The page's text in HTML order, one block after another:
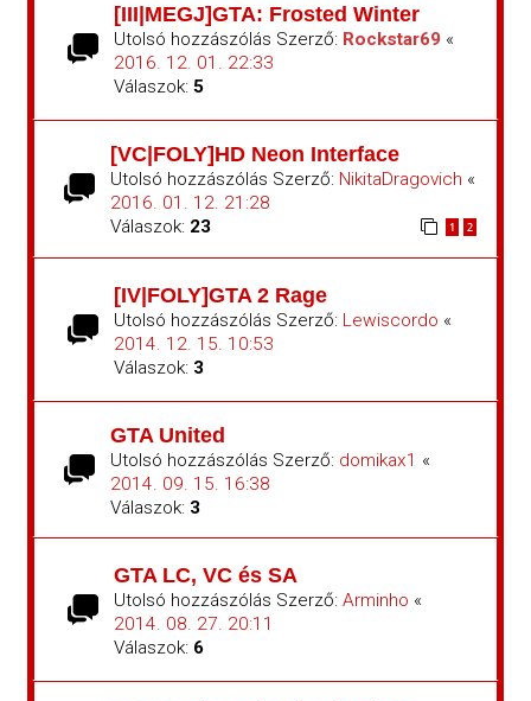
[III|MEGJ]GTA: Frosted Winter
Utolsó hozzászólás Szerző: Rockstar69«
2016. 12. 01. 22:33
Válaszok: 5
[VC|FOLY]HD Neon Interface
Utolsó hozzászólás Szerző: NikitaDragovich «
2016. 01. 12. 21:28
Válaszok: 23 1 2
[IV|FOLY]GTA 2 Rage
Utolsó hozzászólás Szerző: Lewiscordo «
2014. 12. 15. 10:53
Válaszok: 3
GTA United
Utolsó hozzászólás Szerző: domikax1 «
2014. 09. 15. 16:38
Válaszok: 3
GTA LC, VC és SA
Utolsó hozzászólás Szerző: Arminho «
2014. 08. 27. 20:11
Válaszok: 6